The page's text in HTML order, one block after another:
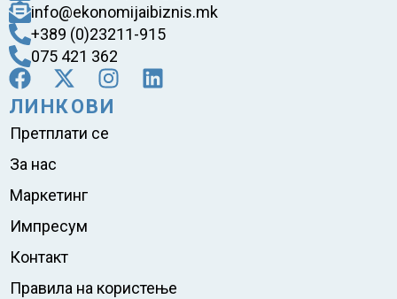
info@ekonomijaibiznis.mk
+389 (0)23211-915
075 421 362
ЛИНКОВИ
Претплати се
За нас
Маркетинг
Импресум
Контакт
Правила на користење